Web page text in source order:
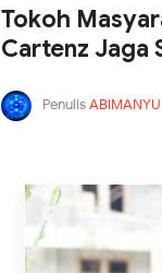
Tokoh
Cartenz Jaga
PenulisABIMANYU